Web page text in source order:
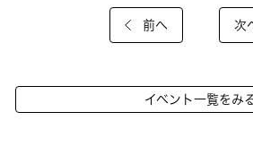
前へ 次
イベント一覧をみ